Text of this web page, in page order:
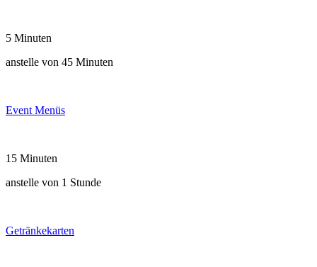
5 Minuten
anstelle von 45 Minuten
Event Menüs
15 Minuten
anstelle von 1 Stunde
Getränkekarten